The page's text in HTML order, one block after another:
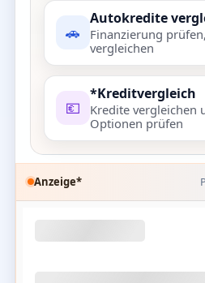
🚗
Autokredite
Finanzierung
vergleichen
💶
*Kreditvergleich
Kredite vergleichen
Optionen prüfen
Anzeige*